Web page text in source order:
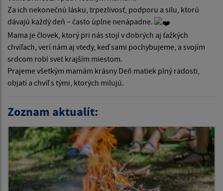
Za ich nekonečnú lásku, trpezlivosť, podporu a silu, ktorú
dávajú každý deň – často úplne nenápadne.
Mama je človek, ktorý pri nás stojí v dobrých aj ťažkých
chvíľach, verí nám aj vtedy, keď sami pochybujeme, a svojím
srdcom robí svet krajším miestom.
Prajeme všetkým mamám krásny Deň matiek plný radosti,
objatí a chvíľ s tými, ktorých milujú.
Zoznam aktualít: